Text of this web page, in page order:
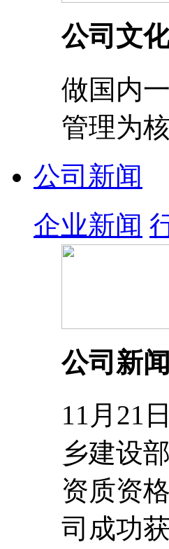
公司文
做国内
管理为
公司新闻
企业新闻
公司新闻
11月21
乡建设
资质资
司成功